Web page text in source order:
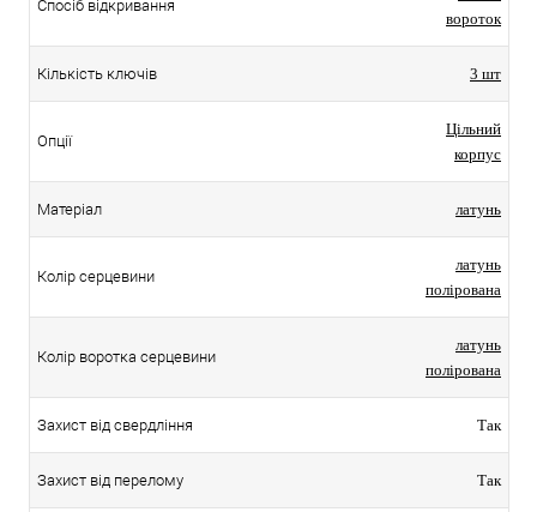
Спосіб відкривання
вороток
Кількість ключів 3 шт
Опції
Цільний
корпус
Матеріал латунь
Колір серцевини
латунь
полірована
Колір воротка серцевини
латунь
полірована
Захист від свердління Так
Захист від перелому Так